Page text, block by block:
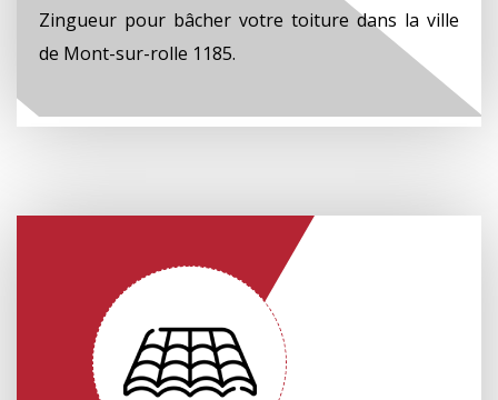
Zingueur pour bâcher votre toiture dans la ville
de Mont-sur-rolle 1185.